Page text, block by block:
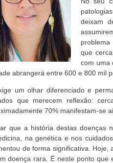
deixam
que
com uma
abrangerá entre 600 e 800 mil
um olhar diferenciado e
que merecem reflexão:
70% manifestam-se
que a história destas doenças
na genética e nos
de forma significativa.
doença rara. É neste ponto que